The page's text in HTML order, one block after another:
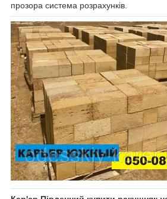
прозора система розрахунків.